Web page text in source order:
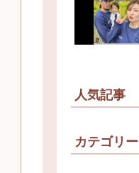
人気記事
カテゴリー